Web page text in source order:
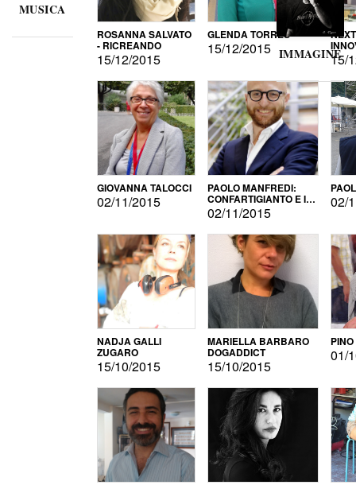
MUSICA
ROSANNA SALVATO
- RICREANDO
15/12/2015
GLENDA TORRES
15/12/2015
15/
GIOVANNA TALOCCI
02/11/2015
PAOLO MANFREDI:
CONFARTIGIANTO E IL
SONDAGGIO
02/11/2015
02/
NADJA GALLI
ZUGARO
15/10/2015
MARIELLA BARBARO
DOGADDICT
15/10/2015
01/
IMMAGINE